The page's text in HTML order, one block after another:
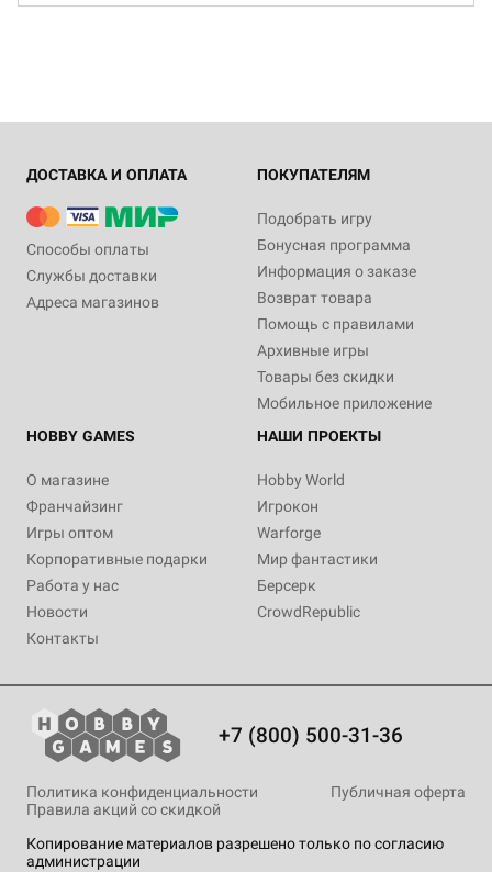
ДОСТАВКА И ОПЛАТА
Способы оплаты
Службы доставки
Адреса магазинов
ПОКУПАТЕЛЯМ
Подобрать игру
Бонусная программа
Информация о заказе
Возврат товара
Помощь с правилами
Архивные игры
Товары без скидки
Мобильное приложение
HOBBY GAMES
О магазине
Франчайзинг
Игры оптом
Корпоративные подарки
Работа у нас
Новости
Контакты
НАШИ ПРОЕКТЫ
Hobby World
Игрокон
Warforge
Мир фантастики
Берсерк
CrowdRepublic
+7 (800) 500-31-36
Копирование материалов разрешено только по согласию
администрации
Политика конфиденциальности
Публичная оферта
Правила акций со скидкой